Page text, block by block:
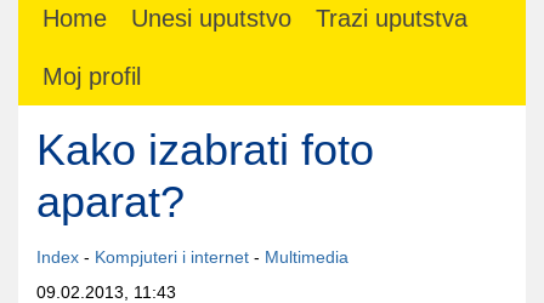
Home Unesi uputstvo Trazi uputstva
Moj profil
Kako izabrati foto
aparat?
Index - Kompjuteri i internet - Multimedia
09.02.2013, 11:43